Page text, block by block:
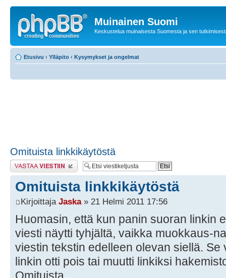
Muinainen Suomi
Keskustelua muinaisesta Suomesta ja sen
Etusivu ‹ Ylläpito ‹ Kysymykset ja ongelmat
Omituista linkkikäytöstä
Lähetä vastaus
Omituista linkkikäytöstä
Kirjoittaja Jaska» 21 Helmi 2011 17:56
Huomasin, että kun panin suoran linkin
viesti näytti tyhjältä, vaikka muokkaus-
viestin tekstin edelleen olevan siellä. Se
linkin otti pois tai muutti linkiksi
Omituista...